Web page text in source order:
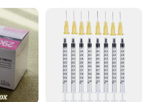
of use
For professional tattoo artists
Scenario: Suitable for both home
tattoo studios
or Weight or Quantity: Comes in a
to cater to different needs